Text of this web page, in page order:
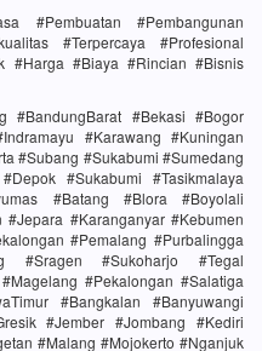
#Pembuatan #Pembangunan
#Terpercaya #Profesional
#Harga #Biaya #Rincian #Bisnis
#BandungBarat #Bekasi #Bogor
#Karawang #Kuningan
#Subang #Sukabumi #Sumedang
#Sukabumi #Tasikmalaya
#Batang #Blora #Boyolali
#Karanganyar #Kebumen
#Pemalang #Purbalingga
#Sragen #Sukoharjo #Tegal
#Pekalongan #Salatiga
#Bangkalan #Banyuwangi
#Jember #Jombang #Kediri
#Malang #Mojokerto #Nganjuk